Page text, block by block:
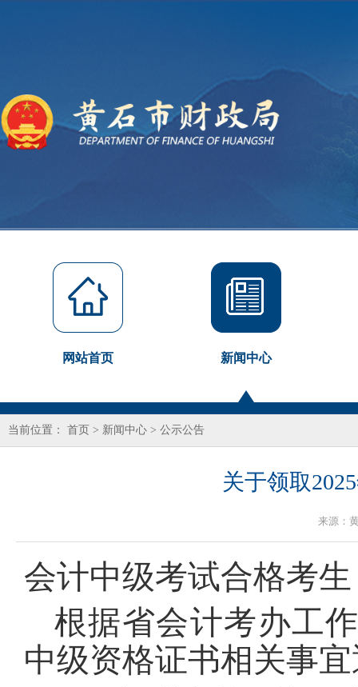
网站首页 新闻中心
当前位置： 首页 > 新闻中心 > 公示公告
关于领取
来源：
会计中级考试合格考
根据省会计考办工
中级资格证书相关事